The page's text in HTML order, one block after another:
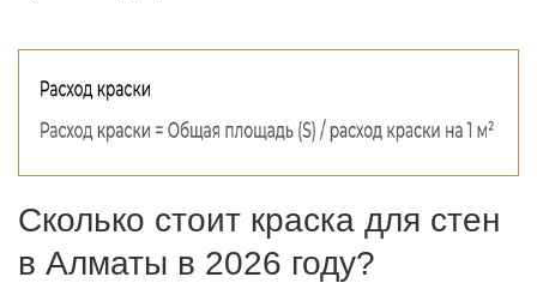
Сколько стоит краска для стен
в Алматы в 2026 году?